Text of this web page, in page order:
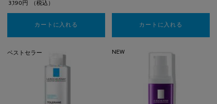
3,190円 （税込）
カートに入れる 【保湿クリーム】シカプラスト リペアクリーム
カートに入れる
ベストセラー NEW